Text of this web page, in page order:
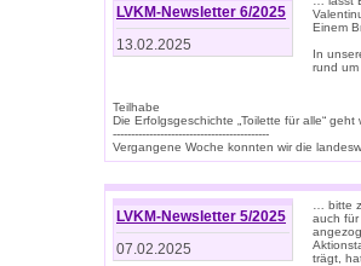
LVKM-Newsletter 6/2025
13.02.2025
Einem
In
rund
Teilhabe
Die Erfolgsgeschichte „Toilette für alle“
-------------------------------------------
Vergangene Woche konnten wir die
LVKM-Newsletter 5/2025
07.02.2025
… bitte
auch für
trägt,